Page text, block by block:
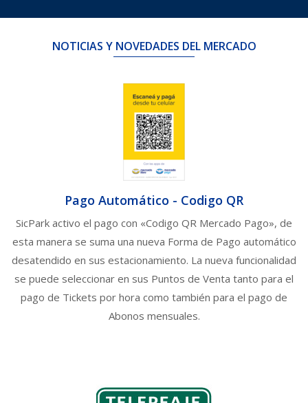
NOTICIAS Y NOVEDADES DEL MERCADO
Pago Automático - Codigo QR
SicPark activo el pago con «Codigo QR Mercado Pago», de
esta manera se suma una nueva Forma de Pago automático
desatendido en sus estacionamiento. La nueva funcionalidad
se puede seleccionar en sus Puntos de Venta tanto para el
pago de Tickets por hora como también para el pago de
Abonos mensuales.